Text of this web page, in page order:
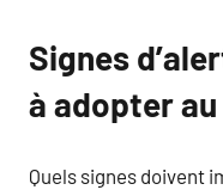
Signes
à adopter
Quels signes doivent